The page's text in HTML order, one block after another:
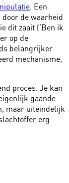
. Een
de waarheid
dit zaait (‘Ben ik
op de
belangrijker
mechanisme,
proces. Je kan
gaande
maar uiteindelijk
erg